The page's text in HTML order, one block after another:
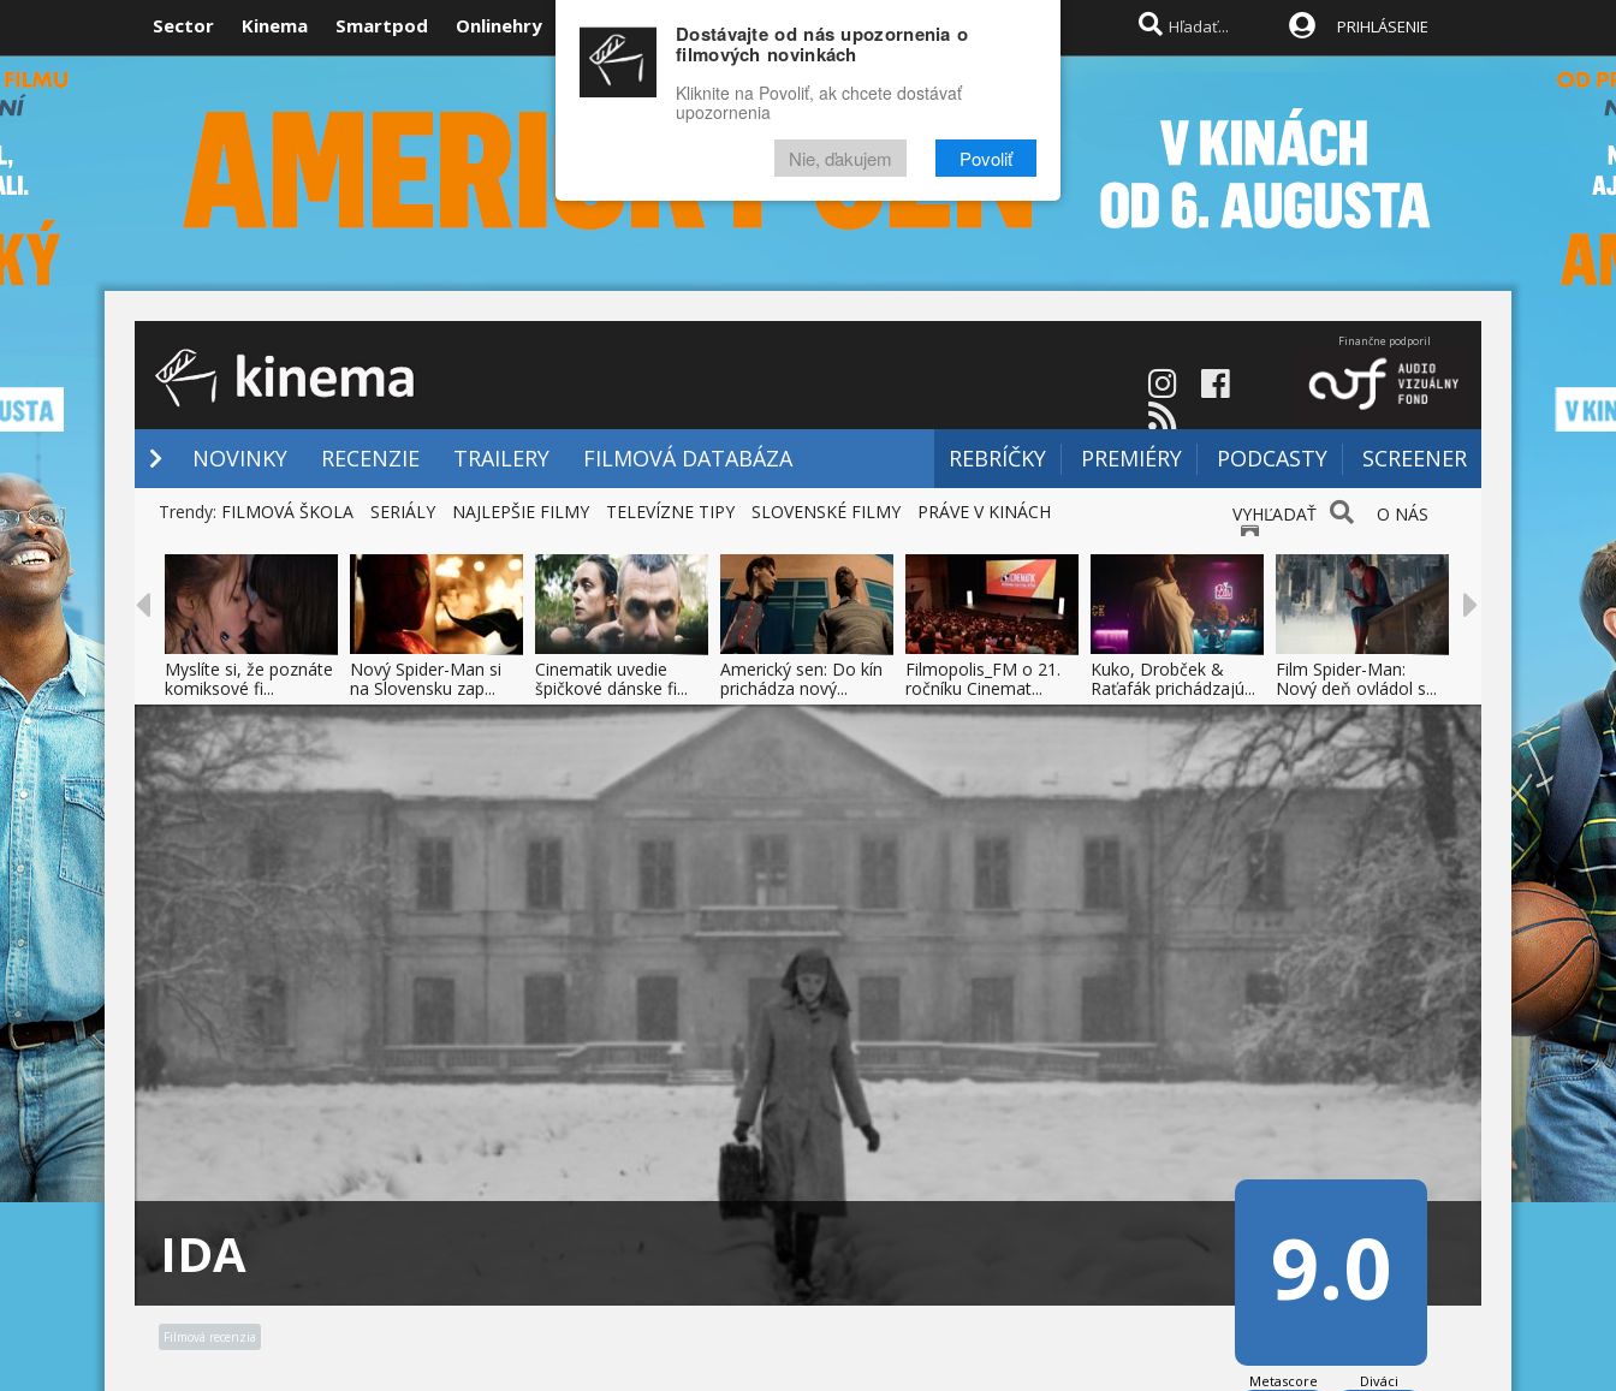
Sector Kinema Smartpod Onlinehry Rozprávky Funny Docu
RECENZIE VIDEÁ FILMY
PRIHLÁSENIE
Finančne podporil
NOVINKY RECENZIE TRAILERY FILMOVÁ DATABÁZA REBRÍČKY PREMIÉRY PODCASTY SCREENER
VYHĽADAŤ O NÁS
Trendy: FILMOVÁ ŠKOLA SERIÁLY NAJLEPŠIE FILMY TELEVÍZNE TIPY SLOVENSKÉ FILMY PRÁVE V KINÁCH
Myslíte si, že poznáte
komiksové fi...
Nový Spider-Man si
na Slovensku zap...
Cinematik uvedie
špičkové dánske fi...
Americký sen: Do kín
prichádza nový...
Filmopolis_FM o 21.
ročníku Cinemat...
Kuko, Drobček &
Raťafák prichádzajú...
Film Spider-Man:
Nový deň ovládol s...
IDA 9.0
Filmová recenzia
Metascore Diváci
Dostávajte od nás upozornenia o
filmových novinkách
Kliknite na Povoliť, ak chcete dostávať
upozornenia
Nie, ďakujem Povoliť